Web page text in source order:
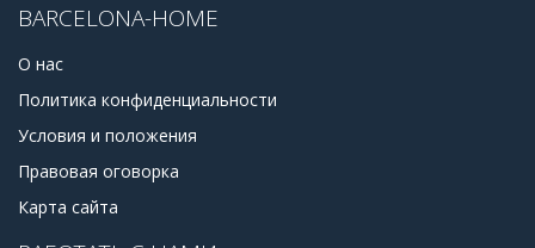
BARCELONA-HOME
О нас
Политика конфиденциальности
Условия и положения
Правовая оговорка
Карта сайта